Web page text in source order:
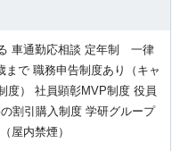
車通勤応相談 定年制 一律
で 職務申告制度あり（キャ
度） 社員顕彰MVP制度 役員
割引購入制度 学研グループ
屋内禁煙）